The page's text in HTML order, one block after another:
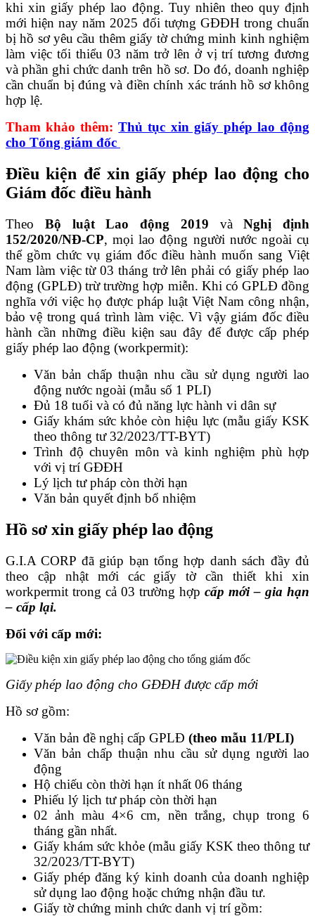
khi xin giấy phép lao động. Tuy nhiên theo quy định
mới hiện nay năm 2025 đối tượng GĐĐH trong chuẩn
bị hồ sơ yêu cầu thêm giấy tờ chứng minh kinh nghiệm
làm việc tối thiểu 03 năm trở lên ở vị trí tương đương
và phần ghi chức danh trên hồ sơ. Do đó, doanh nghiệp
cần chuẩn bị đúng và điền chính xác tránh hồ sơ không
hợp lệ.
Tham khảo thêm: Thủ tục xin giấy phép lao động
cho Tổng giám đốc
Điều kiện để xin giấy phép lao động cho
Giám đốc điều hành
Theo Bộ luật Lao động 2019 vàNghị định
152/2020/NĐ-CP, mọi lao động người nước ngoài cụ
thể gồm chức vụ giám đốc điều hành muốn sang Việt
Nam làm việc từ 03 tháng trở lên phải có giấy phép lao
động (GPLĐ) trừ trường hợp miễn. Khi có GPLĐ đồng
nghĩa với việc họ được pháp luật Việt Nam công nhận,
bảo vệ trong quá trình làm việc. Vì vậy giám đốc điều
hành cần những điều kiện sau đây để được cấp phép
giấy phép lao động (workpermit):
Văn bản chấp thuận nhu cầu sử dụng người lao
động nước ngoài (mẫu số 1 PLI)
Đủ 18 tuổi và có đủ năng lực hành vi dân sự
Giấy khám sức khỏe còn hiệu lực (mẫu giấy KSK
theo thông tư 32/2023/TT-BYT)
Trình độ chuyên môn và kinh nghiệm phù hợp
với vị trí GĐĐH
Lý lịch tư pháp còn thời hạn
Văn bản quyết định bổ nhiệm
Hồ sơ xin giấy phép lao động
G.I.A CORP đã giúp bạn tổng hợp danh sách đầy đủ
theo cập nhật mới các giấy tờ cần thiết khi xin
workpermit trong cả 03 trường hợp cấp mới – gia hạn
– cấp lại.
Đối với cấp mới:
Giấy phép lao động cho GĐĐH được cấp mới
Hồ sơ gồm:
Văn bản đề nghị cấp GPLĐ (theo mẫu 11/PLI)
Văn bản chấp thuận nhu cầu sử dụng người lao
động
Hộ chiếu còn thời hạn ít nhất 06 tháng
Phiếu lý lịch tư pháp còn thời hạn
02 ảnh màu 4×6 cm, nền trắng, chụp trong 6
tháng gần nhất.
Giấy khám sức khỏe (mẫu giấy KSK theo thông tư
32/2023/TT-BYT)
Giấy phép đăng ký kinh doanh của doanh nghiệp
sử dụng lao động hoặc chứng nhận đầu tư.
Giấy tờ chứng minh chức danh vị trí gồm: